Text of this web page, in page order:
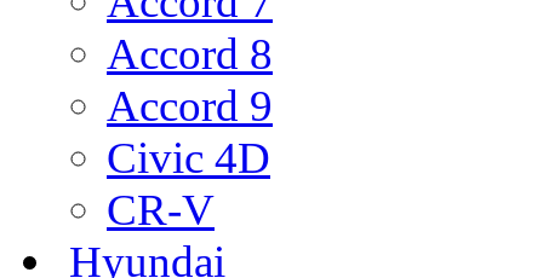
Accord 8
Accord 9
Civic 4D
CR-V
Hyundai